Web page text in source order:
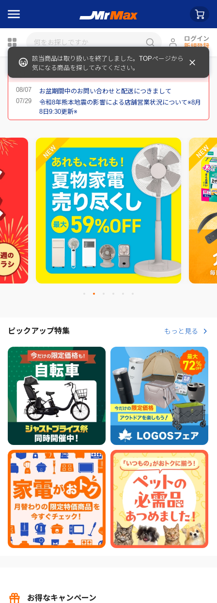
ログイン
新規登録
お盆期間中のお問い合わせと配送につきまして
令和8年熊本地震の影響による店舗営業状況について※8月
8日9:30更新※
ピックアップ特集 もっと見る
お得なキャンペーン
該当商品は取り扱いを終了しました。TOPページから
気になる商品を探してみてください。